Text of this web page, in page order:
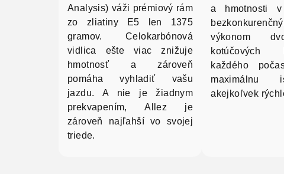
Analysis) váži prémiový rám
zo zliatiny E5 len 1375
gramov. Celokarbónová
vidlica ešte viac znižuje
hmotnosť a zároveň
pomáha vyhladiť vašu
jazdu. A nie je žiadnym
prekvapením, Allez je
zároveň najľahší vo svojej
triede.
a hmotnosti
výkonom
každého
maximálnu
akejkoľvek